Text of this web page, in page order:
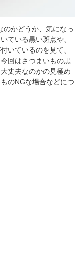
のかどうか、気になっ
ている黒い斑点や、
いているのを見て、
回はさつまいもの黒
丈夫なのかの見極め
のNGな場合などにつ